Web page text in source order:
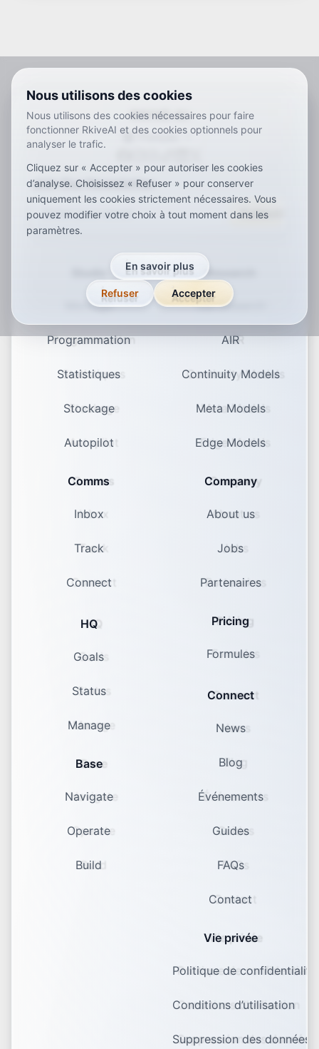
Nous utilisons des cookies
Nous utilisons des cookies nécessaires pour faire
fonctionner RkiveAI et des cookies optionnels pour
analyser le trafic.
Cliquez sur « Accepter » pour autoriser les cookies
d’analyse. Choisissez « Refuser » pour conserver
uniquement les cookies strictement nécessaires. Vous
pouvez modifier votre choix à tout moment dans les
paramètres.
En savoir plus
Refuser Accepter
RKIVE AI
Français
Join Our Newsletter
Subscribe
Montage
Programmation
Statistiques
Stockage
Autopilot
Comms
Inbox
Track
Connect
HQ
Goals
Status
Manage
Base
Navigate
Operate
Build
Research
Our research
AIR
Continuity Models
Meta Models
Edge Models
Company
About us
Jobs
Partenaires
Pricing
Formules
Connect
News
Blog
Événements
Guides
FAQs
Contact
Vie privée
Politique de confidentialité
Conditions d’utilisation
Suppression des données